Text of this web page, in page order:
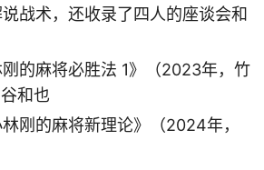
战术，还收录了四人的座谈会和
刚的麻将必胜法 1》（2023年，竹
和也
林刚的麻将新理论》（2024年，